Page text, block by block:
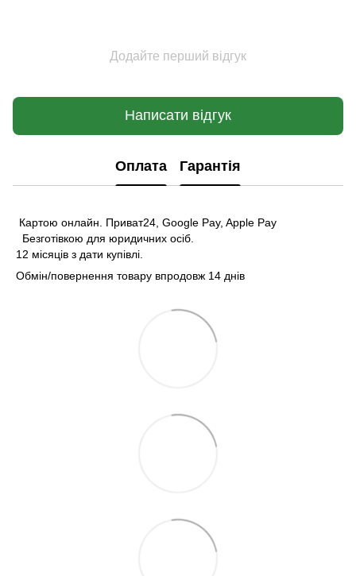
Додайте перший відгук
Написати відгук
Оплата Гарантія
Картою онлайн. Приват24, Google Pay, Apple Pay
Безготівкою для юридичних осіб.
12 місяців з дати купівлі.
Обмін/повернення товару впродовж 14 днів